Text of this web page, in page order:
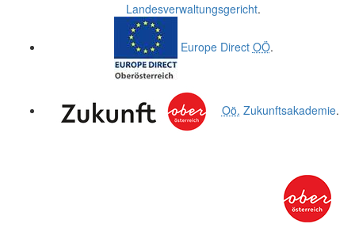
Landesverwaltungsgericht.
Europe Direct OÖ.
Oö. Zukunftsakademie.